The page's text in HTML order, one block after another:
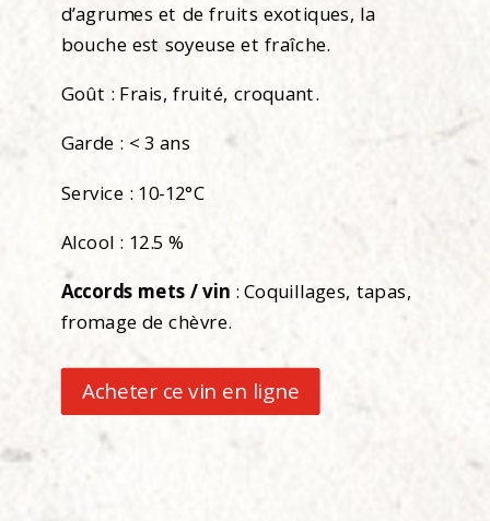
d’agrumes et de fruits exotiques, la
bouche est soyeuse et fraîche.
Goût : Frais, fruité, croquant.
Garde : < 3 ans
Service : 10-12°C
Alcool : 12.5 %
Accords mets / vin: Coquillages, tapas,
fromage de chèvre.
Acheter ce vin en ligne